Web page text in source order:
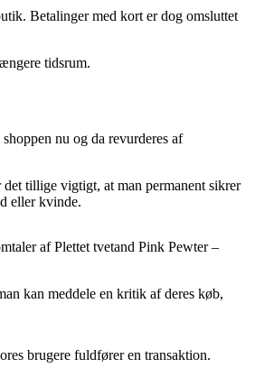
Betalinger med kort er dog omsluttet
tidsrum.
nu og da revurderes af
tillige vigtigt, at man permanent sikrer
eller kvinde.
af Plettet tvetand Pink Pewter –
kan meddele en kritik af deres køb,
brugere fuldfører en transaktion.